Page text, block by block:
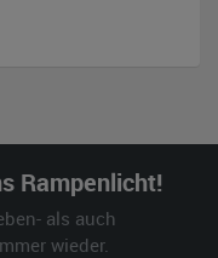
Rampenlicht!
als auch
wieder.